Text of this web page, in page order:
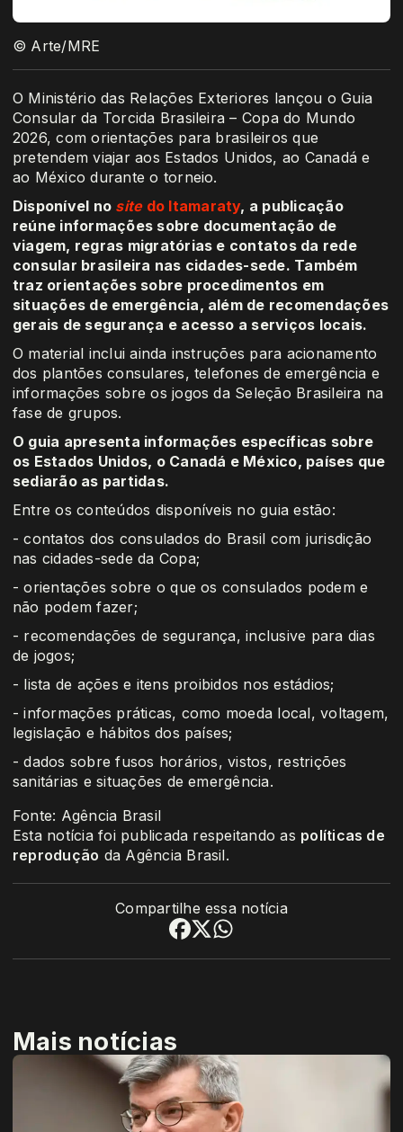
© Arte/MRE
O Ministério das Relações Exteriores lançou o Guia
Consular da Torcida Brasileira – Copa do Mundo
2026, com orientações para brasileiros que
pretendem viajar aos Estados Unidos, ao Canadá e
ao México durante o torneio.
Disponível no sitedo Itamaraty, a publicação
reúne informações sobre documentação de
viagem, regras migratórias e contatos da rede
consular brasileira nas cidades-sede. Também
traz orientações sobre procedimentos em
situações de emergência, além de recomendações
gerais de segurança e acesso a serviços locais.
O material inclui ainda instruções para acionamento
dos plantões consulares, telefones de emergência e
informações sobre os jogos da Seleção Brasileira na
fase de grupos.
O guia apresenta informações específicas sobre
os Estados Unidos, o Canadá e México, países que
sediarão as partidas.
Entre os conteúdos disponíveis no guia estão:
- contatos dos consulados do Brasil com jurisdição
nas cidades-sede da Copa;
- orientações sobre o que os consulados podem e
não podem fazer;
- recomendações de segurança, inclusive para dias
de jogos;
- lista de ações e itens proibidos nos estádios;
- informações práticas, como moeda local, voltagem,
legislação e hábitos dos países;
- dados sobre fusos horários, vistos, restrições
sanitárias e situações de emergência.
Fonte: Agência Brasil
Esta notícia foi publicada respeitando as políticas de
reprodução da Agência Brasil.
Compartilhe essa notícia
Mais notícias